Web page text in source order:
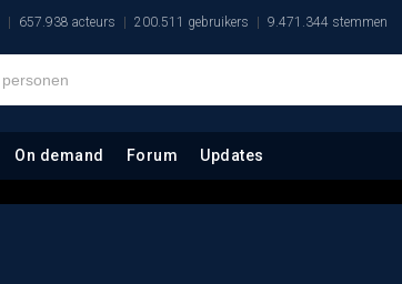
657.938 acteurs 200.511 gebruikers 9.471.344 stemmen
On demand Forum Updates